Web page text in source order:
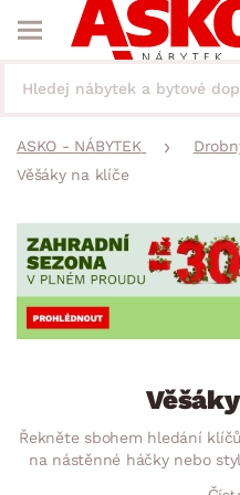
ASKO - NÁBYTEK
Věšáky na klíče
Řekněte sbohem hledání
na nástěnné háčky nebo